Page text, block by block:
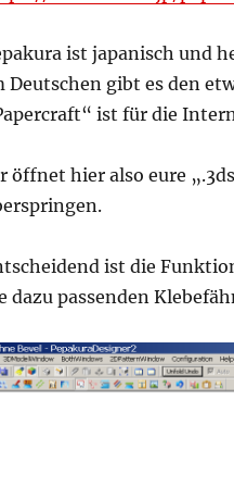
ist japanisch und
Deutschen gibt es den
ist für die
öffnet hier also eure
ist die
dazu passenden